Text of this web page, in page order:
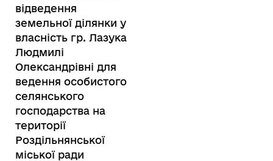
відведення
земельної ділянки у
власність гр. Лазука
Людмилі
Олександрівні для
ведення особистого
селянського
господарства на
території
Роздільнянської
міської ради